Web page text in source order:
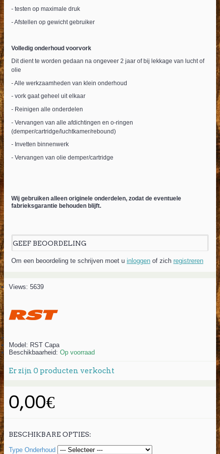
- testen op maximale druk
- Afstellen op gewicht gebruiker
Volledig onderhoud voorvork
Dit dient te worden gedaan na ongeveer 2 jaar of bij lekkage van lucht of
olie
- Alle werkzaamheden van klein onderhoud
- vork gaat geheel uit elkaar
- Reinigen alle onderdelen
- Vervangen van alle afdichtingen en o-ringen
(demper/cartridge/luchtkamer/rebound)
- Invetten binnenwerk
- Vervangen van olie demper/cartridge
Wij gebruiken alleen originele onderdelen, zodat de eventuele
fabrieksgarantie behouden blijft.
GEEF BEOORDELING
Om een beoordeling te schrijven moet u inloggen of zich registreren
Views: 5639
Model: RST Capa
Beschikbaarheid: Op voorraad
Er zijn 0 producten verkocht
0,00€
BESCHIKBARE OPTIES:
Type Onderhoud